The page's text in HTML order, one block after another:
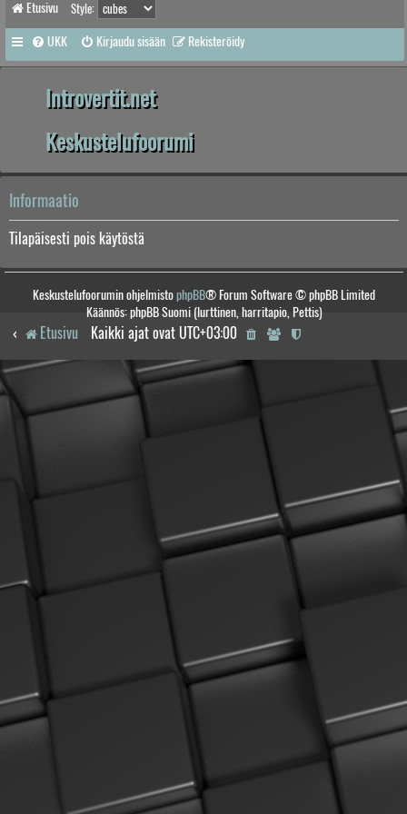
Etusivu Style:
UKK Kirjaudu sisään Rekisteröidy
Introvertit.net
Keskustelufoorumi
Informaatio
Tilapäisesti pois käytöstä
Keskustelufoorumin ohjelmistophpBB® Forum Software © phpBB Limited
Käännös: phpBB Suomi (lurttinen, harritapio, Pettis)
Etusivu Kaikki ajat ovat UTC+03:00